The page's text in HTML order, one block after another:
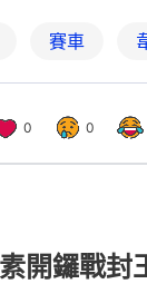
賽車
0 0
開鑼戰